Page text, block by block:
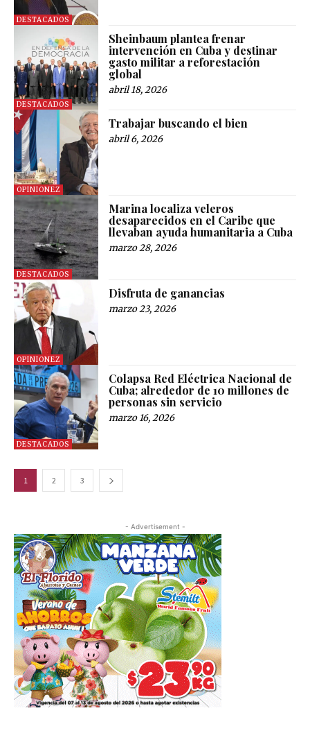
DESTACADOS
DESTACADOS
Sheinbaum plantea frenar
intervención en Cuba y destinar
gasto militar a reforestación
global
abril 18, 2026
OPINIONEZ
Trabajar buscando el bien
abril 6, 2026
DESTACADOS
Marina localiza veleros
desaparecidos en el Caribe que
llevaban ayuda humanitaria a Cuba
marzo 28, 2026
OPINIONEZ
Disfruta de ganancias
marzo 23, 2026
DESTACADOS
Colapsa Red Eléctrica Nacional de
Cuba; alrededor de 10 millones de
personas sin servicio
marzo 16, 2026
1 2 3
- Advertisement -